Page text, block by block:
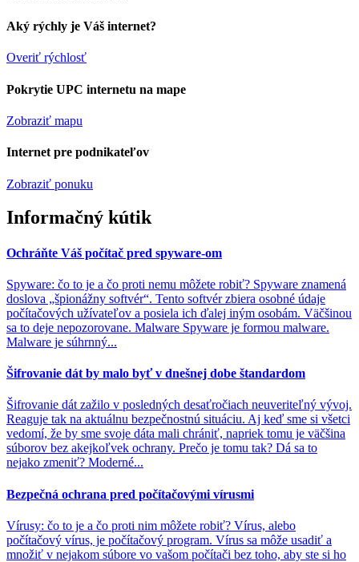
Aký rýchly je Váš internet?
Overiť rýchlosť
Pokrytie UPC internetu na mape
Zobraziť mapu
Internet pre podnikateľov
Zobraziť ponuku
Informačný kútik
Ochráňte Váš počítač pred spyware-om
Spyware: čo to je a čo proti nemu môžete robiť? Spyware znamená
doslova „špionážny softvér“. Tento softvér zbiera osobné údaje
počítačových užívateľov a posiela ich ďalej iným osobám. Väčšinou
sa to deje nepozorovane. Malware Spyware je formou malware.
Malware je súhrnný...
Šifrovanie dát by malo byť v dnešnej dobe štandardom
Šifrovanie dát zažilo v posledných desaťročiach neuveriteľný vývoj.
Reaguje tak na aktuálnu bezpečnostnú situáciu. Aj keď sme si všetci
vedomí, že by sme svoje dáta mali chrániť, napriek tomu je väčšina
súborov bez akejkoľvek ochrany. Prečo je tomu tak? Dá sa to
nejako zmeniť? Moderné...
Bezpečná ochrana pred počítačovými vírusmi
Vírusy: čo to je a čo proti nim môžete robiť? Vírus, alebo
počítačový vírus, je počítačový program. Vírus sa môže usadiť a
množiť v nejakom súbore vo vašom počítači bez toho, aby ste si ho